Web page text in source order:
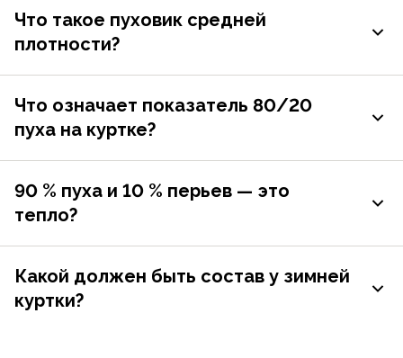
Что такое пуховик средней
плотности?
Что означает показатель 80/20
пуха на куртке?
90 % пуха и 10 % перьев — это
тепло?
Какой должен быть состав у зимней
куртки?